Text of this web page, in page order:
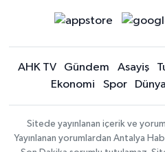
AHK TV Gündem Asayiş
Ekonomi
Spor Dünya
Sitede yayınlanan içerik ve
Yayınlanan yorumlardan Antalya